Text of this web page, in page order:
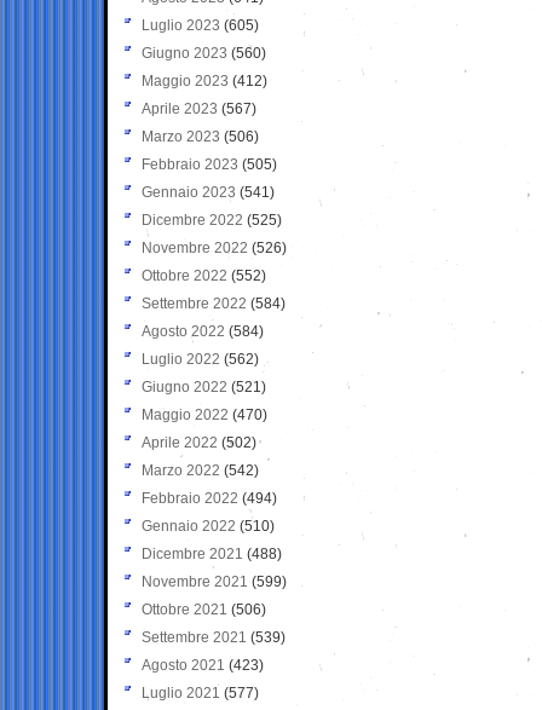
Luglio 2023 (605)
Giugno 2023 (560)
Maggio 2023 (412)
Aprile 2023 (567)
Marzo 2023 (506)
Febbraio 2023 (505)
Gennaio 2023 (541)
Dicembre 2022 (525)
Novembre 2022 (526)
Ottobre 2022 (552)
Settembre 2022 (584)
Agosto 2022 (584)
Luglio 2022 (562)
Giugno 2022 (521)
Maggio 2022 (470)
Aprile 2022 (502)
Marzo 2022 (542)
Febbraio 2022 (494)
Gennaio 2022 (510)
Dicembre 2021 (488)
Novembre 2021 (599)
Ottobre 2021 (506)
Settembre 2021 (539)
Agosto 2021 (423)
Luglio 2021 (577)